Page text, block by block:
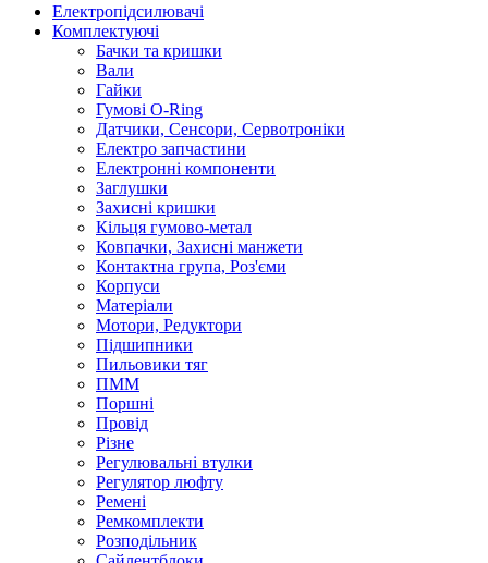
Електропідсилювачі
Комплектуючі
Бачки та кришки
Вали
Гайки
Гумові O-Ring
Датчики, Сенсори, Сервотроніки
Електро запчастини
Електронні компоненти
Заглушки
Захисні кришки
Кільця гумово-метал
Ковпачки, Захисні манжети
Контактна група, Роз'єми
Корпуси
Матеріали
Мотори, Редуктори
Підшипники
Пильовики тяг
ПММ
Поршні
Провід
Різне
Регулювальні втулки
Регулятор люфту
Ремені
Ремкомплекти
Розподільник